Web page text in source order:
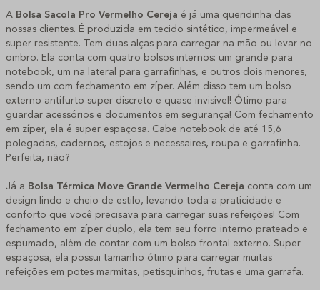
A Bolsa Sacola Pro Vermelho Cereja é já uma queridinha das
nossas clientes. É produzida em tecido sintético, impermeável e
super resistente. Tem duas alças para carregar na mão ou levar no
ombro. Ela conta com quatro bolsos internos: um grande para
notebook, um na lateral para garrafinhas, e outros dois menores,
sendo um com fechamento em zíper. Além disso tem um bolso
externo antifurto super discreto e quase invisível! Ótimo para
guardar acessórios e documentos em segurança! Com fechamento
em zíper, ela é super espaçosa. Cabe notebook de até 15,6
polegadas, cadernos, estojos e necessaires, roupa e garrafinha.
Perfeita, não?
Já a Bolsa Térmica Move Grande Vermelho Cereja conta com um
design lindo e cheio de estilo, levando toda a praticidade e
conforto que você precisava para carregar suas refeições! Com
fechamento em zíper duplo, ela tem seu forro interno prateado e
espumado, além de contar com um bolso frontal externo. Super
espaçosa, ela possui tamanho ótimo para carregar muitas
refeições em potes marmitas, petisquinhos, frutas e uma garrafa.